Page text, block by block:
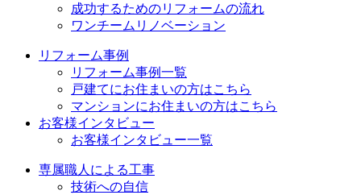
成功するためのリフォームの流れ
ワンチームリノベーション
リフォーム事例
リフォーム事例一覧
戸建てにお住まいの方はこちら
マンションにお住まいの方はこちら
お客様インタビュー
お客様インタビュー一覧
専属職人による工事
技術への自信